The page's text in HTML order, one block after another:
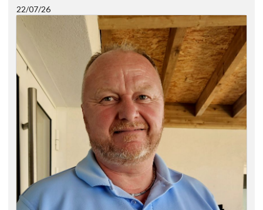
22/07/26